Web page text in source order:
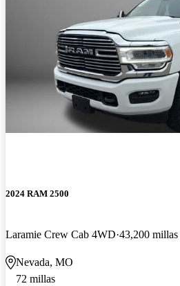
2024 RAM 2500
Laramie Crew Cab 4WD 43,200 millas
Nevada, MO
72 millas